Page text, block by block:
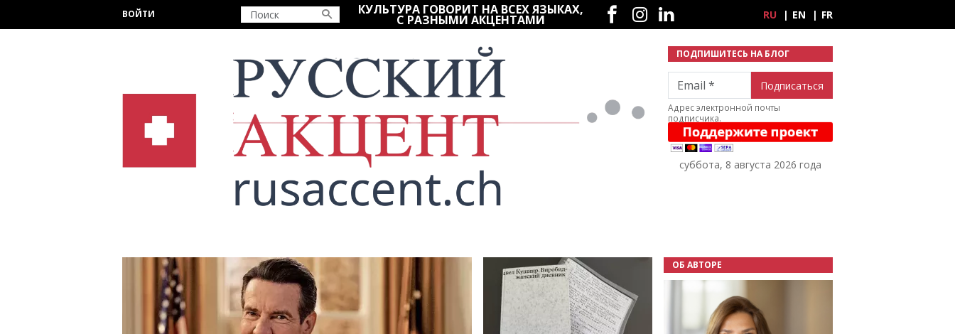
ВОЙТИ КУЛЬТУРА ГОВОРИТ НА ВСЕХ ЯЗЫКАХ,
С РАЗНЫМИ АКЦЕНТАМИ
Социальные сети
RU EN FR
ПОДПИШИТЕСЬ НА БЛОГ
Email
Адрес электронной почты
подписчика.
суббота, 8 августа 2026 года
ОБ АВТОРЕ